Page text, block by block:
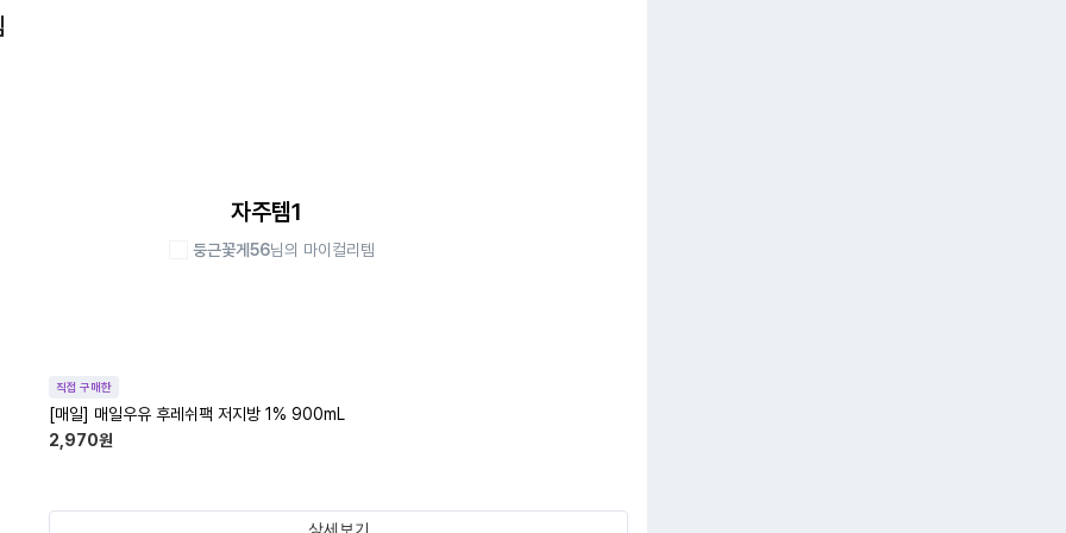
자주템1
둥근꽃게56님의 마이컬리템
직접 구매한
[매일] 매일우유 후레쉬팩 저지방 1% 900mL
2,970원
상세보기